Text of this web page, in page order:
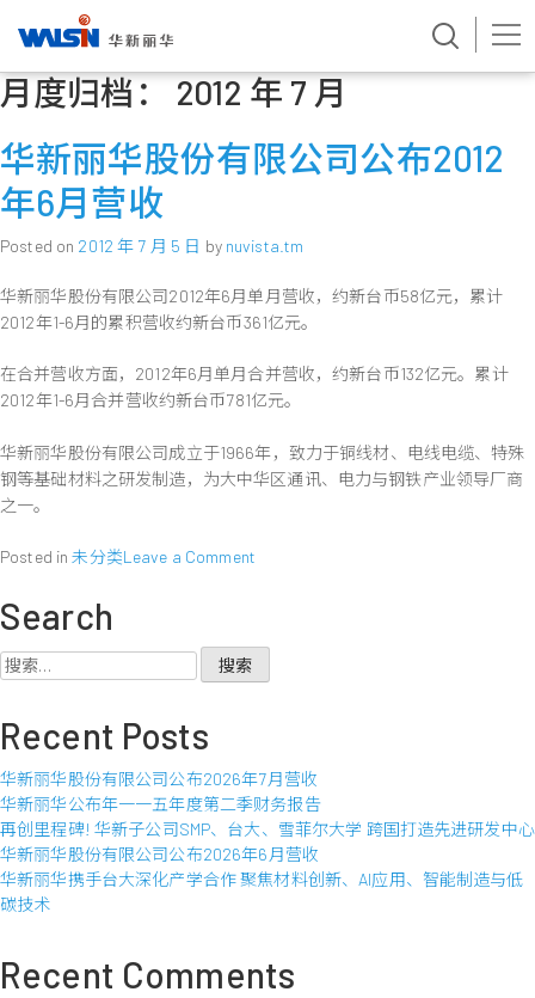
Skip
to月度归档： 2012 年 7 月
华新丽华股份有限公司公布2012
年6月营收
Posted on 2012 年 7 月 5 日 by nuvista.tm
华新丽华股份有限公司2012年6月单月营收，约新台币58亿元，累计
2012年1-6月的累积营收约新台币361亿元。
在合并营收方面，2012年6月单月合并营收，约新台币132亿元。累计
2012年1-6月合并营收约新台币781亿元。
华新丽华股份有限公司成立于1966年，致力于铜线材、电线电缆、特殊
钢等基础材料之研发制造，为大中华区通讯、电力与钢铁产业领导厂商
之一。
Posted in未分类Leave a Commenton
股
公
司
公
布
2012
营
Search
搜
Recent Posts
华新丽华股份有限公司公布2026年7月营收
华新丽华公布年一一五年度第二季财务报告
再创里程碑! 华新子公司SMP、台大、雪菲尔大学 跨国打造先进研发中心
华新丽华股份有限公司公布2026年6月营收
华新丽华携手台大深化产学合作 聚焦材料创新、AI应用、智能制造与低
碳技术
Recent Comments